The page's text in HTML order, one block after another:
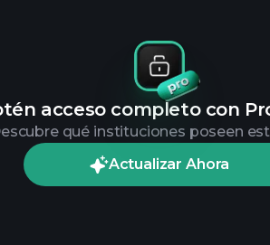
acceso completo con
qué instituciones poseen
Actualizar Ahora